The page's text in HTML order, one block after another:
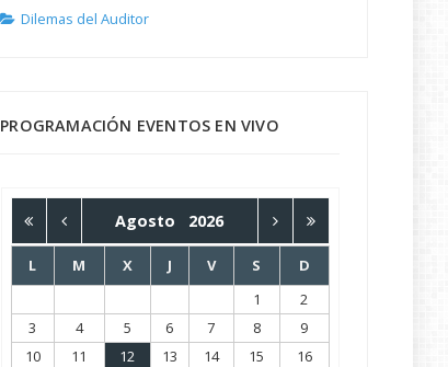
Dilemas del Auditor
PROGRAMACIÓN EVENTOS EN VIVO
Agosto 2026
L M X J V S
D
1
2
3
4 5 6 7 8
9
10
11 12 13 14 15
16